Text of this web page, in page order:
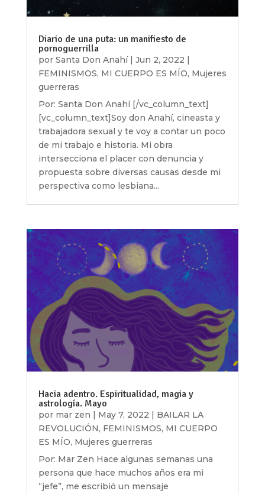
Diario de una puta: un manifiesto de
pornoguerrilla
por Santa Don Anahí| Jun 2, 2022 |
FEMINISMOS, MI CUERPO ES MÍO, Mujeres
guerreras
Por: Santa Don Anahí [/vc_column_text]
[vc_column_text]Soy don Anahí, cineasta y
trabajadora sexual y te voy a contar un poco
de mi trabajo e historia. Mi obra
intersecciona el placer con denuncia y
propuesta sobre diversas causas desde mi
perspectiva como lesbiana...
Hacia adentro. Espiritualidad, magia y
astrología. Mayo
por mar zen | May 7, 2022 | BAILAR LA
REVOLUCIÓN, FEMINISMOS, MI CUERPO
ES MÍO, Mujeres guerreras
Por: Mar Zen Hace algunas semanas una
persona que hace muchos años era mi
“jefe”, me escribió un mensaje